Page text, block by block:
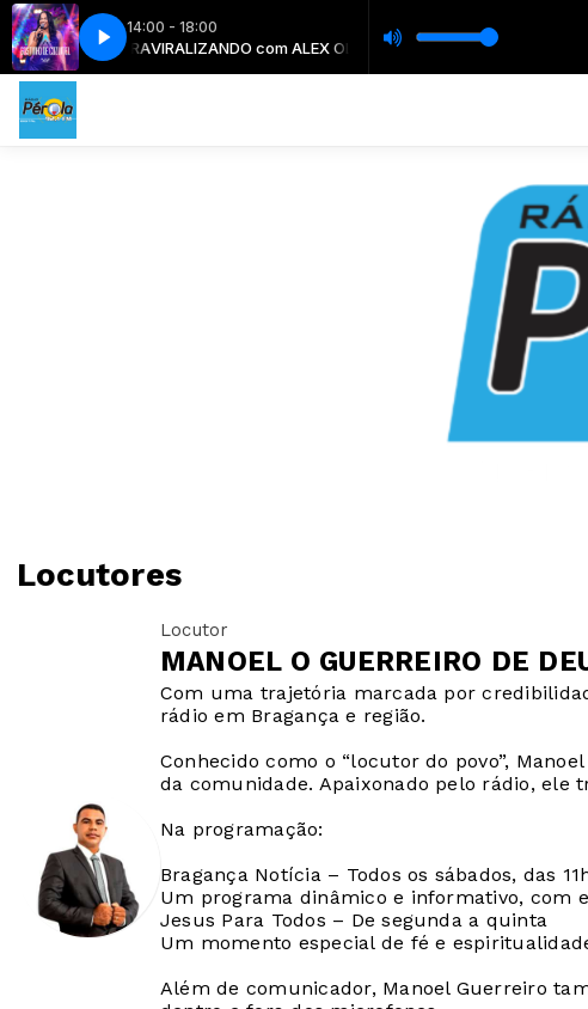
14:00 - 18:00
ALEX OLIVEIRAVIRALIZANDO com ALEX OLIVEIRA
DE COZUMELALEXIA REIS, WORKSHOW - GOSTINHO DE COZUMEL
Locutores
Locutor
MANOEL O GUERREIRO DE
Com uma trajetória marcada por
rádio em Bragança e região.
Conhecido como o “locutor do povo”,
da comunidade. Apaixonado pelo rádio, ele
Na programação:
Bragança Notícia – Todos os sábados, das
Um programa dinâmico e informativo, com
Jesus Para Todos – De segunda a quinta
Um momento especial de fé e
Além de comunicador, Manoel Guerreiro